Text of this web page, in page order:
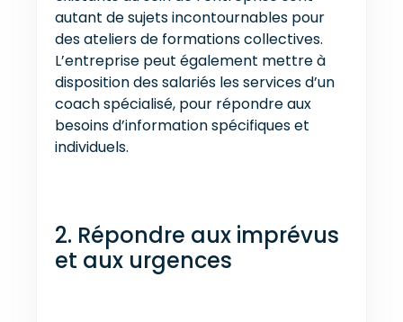
autant de sujets incontournables pour
des ateliers de formations collectives.
L’entreprise peut également mettre à
disposition des salariés les services d’un
coach spécialisé, pour répondre aux
besoins d’information spécifiques et
individuels.
2. Répondre aux imprévus
et aux urgences